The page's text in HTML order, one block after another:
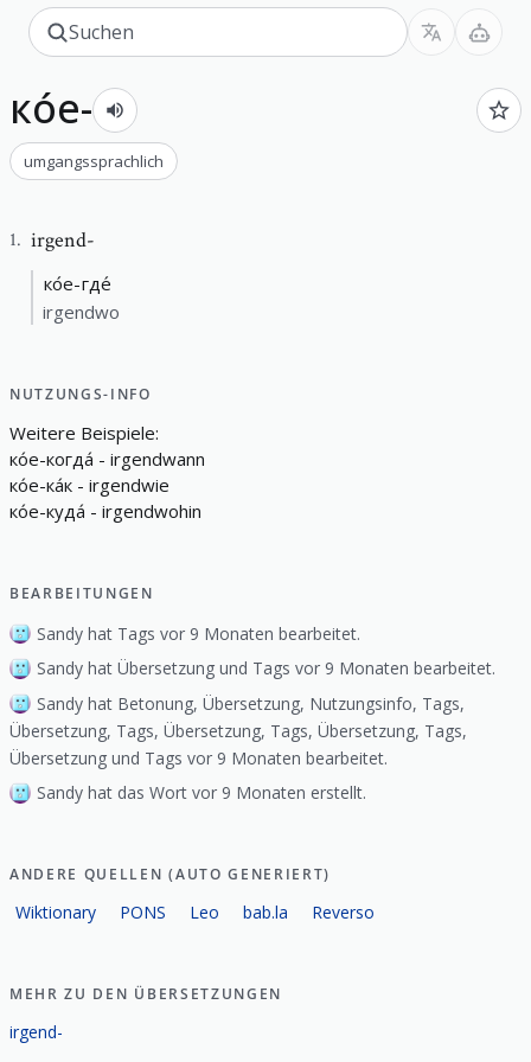
ко́е-
umgangssprachlich
1. irgend-
ко́е-где́
irgendwo
NUTZUNGS-INFO
Weitere Beispiele:
ко́е-когда́ - irgendwann
ко́е-ка́к - irgendwie
ко́е-куда́ - irgendwohin
BEARBEITUNGEN
Sandy hat Tags vor 9 Monaten bearbeitet.
Sandy hat Übersetzung und Tags vor 9 Monaten bearbeitet.
Sandy hat Betonung, Übersetzung, Nutzungsinfo, Tags,
Übersetzung, Tags, Übersetzung, Tags, Übersetzung, Tags,
Übersetzung und Tags vor 9 Monaten bearbeitet.
Sandy hat das Wort vor 9 Monaten erstellt.
ANDERE QUELLEN (AUTO GENERIERT)
Wiktionary PONS Leo bab.la Reverso
MEHR ZU DEN ÜBERSETZUNGEN
irgend-